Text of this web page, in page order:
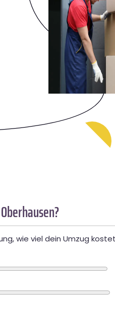
wie viel dein Umzug